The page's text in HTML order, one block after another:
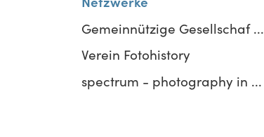
Gemeinnützige Gesellschaf ...
Verein Fotohistory
spectrum - photography in ...